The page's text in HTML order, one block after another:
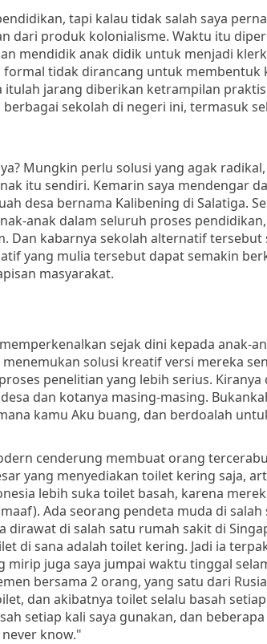
tapi kalau tidak salah saya
dari produk kolonialisme. Waktu itu
mendidik anak didik untuk menjadi
formal tidak dirancang untuk
itulah jarang diberikan ketrampilan
sekolah di negeri ini, termasuk
Mungkin perlu solusi yang agak
itu sendiri. Kemarin saya mendengar
desa bernama Kalibening di Salatiga.
anak dalam seluruh proses
Dan kabarnya sekolah alternatif
yang mulia tersebut dapat semakin
masyarakat.
sejak dini kepada anak-
solusi kreatif versi mereka
penelitian yang lebih serius.
dan kotanya masing-masing.
kamu Aku buang, dan berdoalah
cenderung membuat orang
yang menyediakan toilet kering saja,
lebih suka toilet basah, karena
Ada seorang pendeta muda di
dirawat di salah satu rumah sakit di
di sana adalah toilet kering. Jadi ia
mirip juga saya jumpai waktu tinggal
bersama 2 orang, yang satu dari
dan akibatnya toilet selalu basah
setiap kali saya gunakan, dan
know."